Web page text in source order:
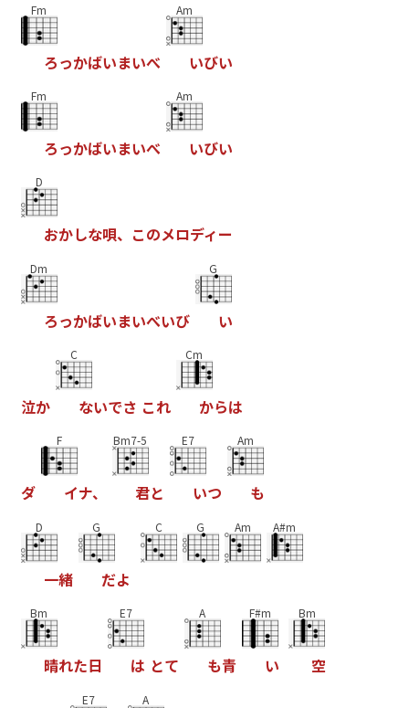
Fm
ろっかばいまいべ
Am
いびい
Fm
ろっかばいまいべ
Am
いびい
D
おかしな唄、 このメロディー
Dm
ろっかばいまいべいび
G
い
泣か
C
ないでさ これ
Cm
からは
ダ
F
イナ、
Bm7-5
君と
E7
いつ
Am
も
D
一緒
G
だよ
C G Am A#m
Bm
晴れた日
E7
は とて
A
も青
F#m
い
Bm
空
E7 A